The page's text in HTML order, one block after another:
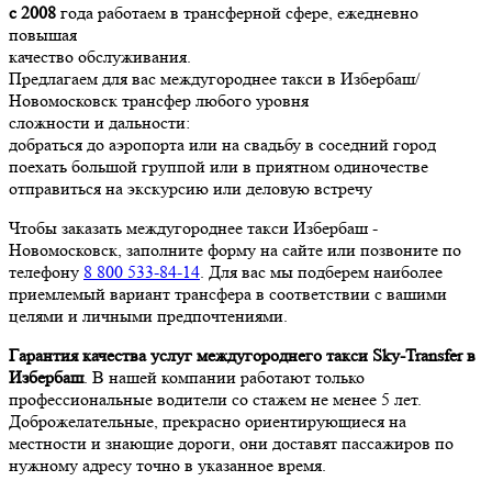
с 2008 года работаем в трансферной сфере, ежедневно
повышая
качество обслуживания.
Предлагаем для вас междугороднее такси в Избербаш/
Новомосковск трансфер любого уровня
сложности и дальности:
добраться до аэропорта или на свадьбу в соседний город
поехать большой группой или в приятном одиночестве
отправиться на экскурсию или деловую встречу
Чтобы заказать междугороднее такси Избербаш -
Новомосковск, заполните форму на сайте или позвоните по
телефону 8 800 533-84-14. Для вас мы подберем наиболее
приемлемый вариант трансфера в соответствии с вашими
целями и личными предпочтениями.
Гарантия качества услуг междугороднего такси Sky-Transfer в
Избербаш. В нашей компании работают только
профессиональные водители со стажем не менее 5 лет.
Доброжелательные, прекрасно ориентирующиеся на
местности и знающие дороги, они доставят пассажиров по
нужному адресу точно в указанное время.